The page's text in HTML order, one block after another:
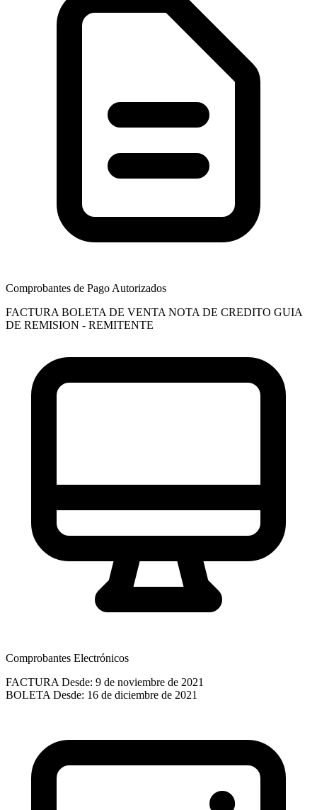
Comprobantes de Pago Autorizados
FACTURA BOLETA DE VENTA NOTA DE CREDITO GUIA
DE REMISION - REMITENTE
Comprobantes Electrónicos
FACTURA Desde: 9 de noviembre de 2021
BOLETA Desde: 16 de diciembre de 2021